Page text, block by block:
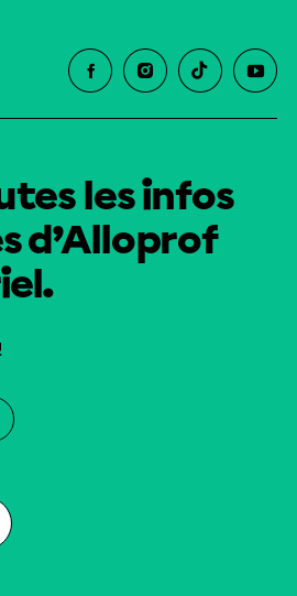
les infos
d’Alloprof